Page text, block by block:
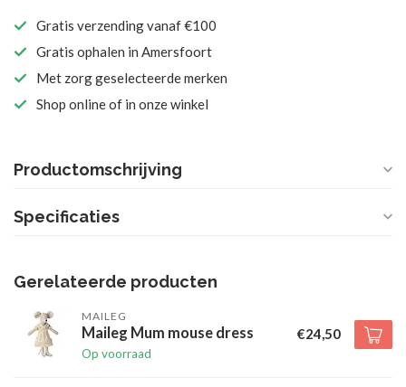
Gratis verzending vanaf €100
Gratis ophalen in Amersfoort
Met zorg geselecteerde merken
Shop online of in onze winkel
Productomschrijving
Specificaties
Gerelateerde producten
MAILEG
Maileg Mum mouse dress
Op voorraad
€24,50